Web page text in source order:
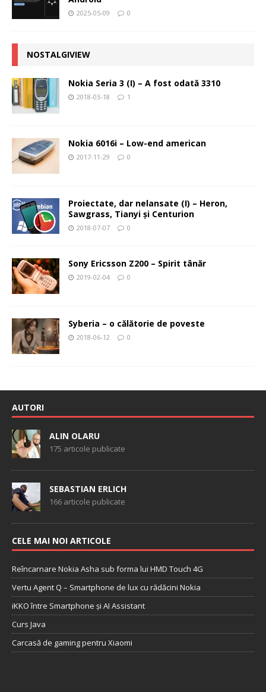
2025-05-09 0
NOSTALGIVIEW
Nokia Seria 3 (I) – A fost odată 3310
2018-03-18 1
Nokia 6016i – Low-end american
2017-11-29 0
Proiectate, dar nelansate (I) – Heron,
Sawgrass, Tianyi şi Centurion
2018-07-07 0
Sony Ericsson Z200 – Spirit tânăr
2019-02-04 0
Syberia – o călătorie de poveste
2018-06-12 0
AUTORI
ALIN OLARU
175 articole publicate
SEBASTIAN ERLICH
166 articole publicate
CELE MAI NOI ARTICOLE
Reîncarnare Nokia Asha sub forma lui HMD Touch 4G
Vertu Agent Q – Smartphone de lux cu rădăcini Nokia
iKKO între Smartphone și AI Assistant
Curs Java
Carcasă de gaming pentru Xiaomi